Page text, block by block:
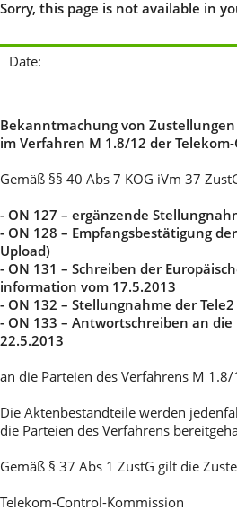
Sorry, this page is not available in
Date:
Bekanntmachung von Zustellungen
im Verfahren M 1.8/12 der
Gemäß §§ 40 Abs 7 KOG iVm 37
- ON 127 – ergänzende
- ON 128 – Empfangsbestätigung
Upload)
- ON 131 – Schreiben der
information vom 17.5.2013
- ON 132 – Stellungnahme der
- ON 133 – Antwortschreiben an
22.5.2013
an die Parteien des Verfahrens M
Die Aktenbestandteile werden
die Parteien des Verfahrens
Gemäß § 37 Abs 1 ZustG gilt die
Telekom-Control-Kommission